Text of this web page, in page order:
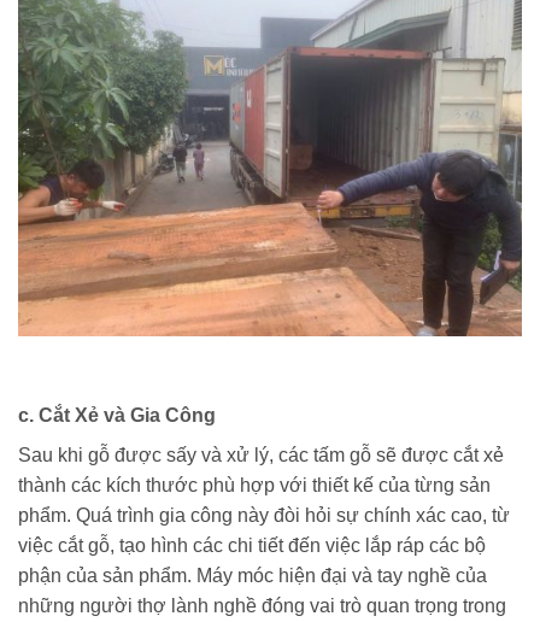
c. Cắt Xẻ và Gia Công
Sau khi gỗ được sấy và xử lý, các tấm gỗ sẽ được cắt xẻ
thành các kích thước phù hợp với thiết kế của từng sản
phẩm. Quá trình gia công này đòi hỏi sự chính xác cao, từ
việc cắt gỗ, tạo hình các chi tiết đến việc lắp ráp các bộ
phận của sản phẩm. Máy móc hiện đại và tay nghề của
những người thợ lành nghề đóng vai trò quan trọng trong